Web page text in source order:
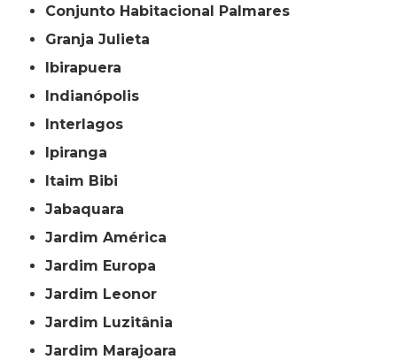
Conjunto Habitacional Palmares
Granja Julieta
Ibirapuera
Indianópolis
Interlagos
Ipiranga
Itaim Bibi
Jabaquara
Jardim América
Jardim Europa
Jardim Leonor
Jardim Luzitânia
Jardim Marajoara